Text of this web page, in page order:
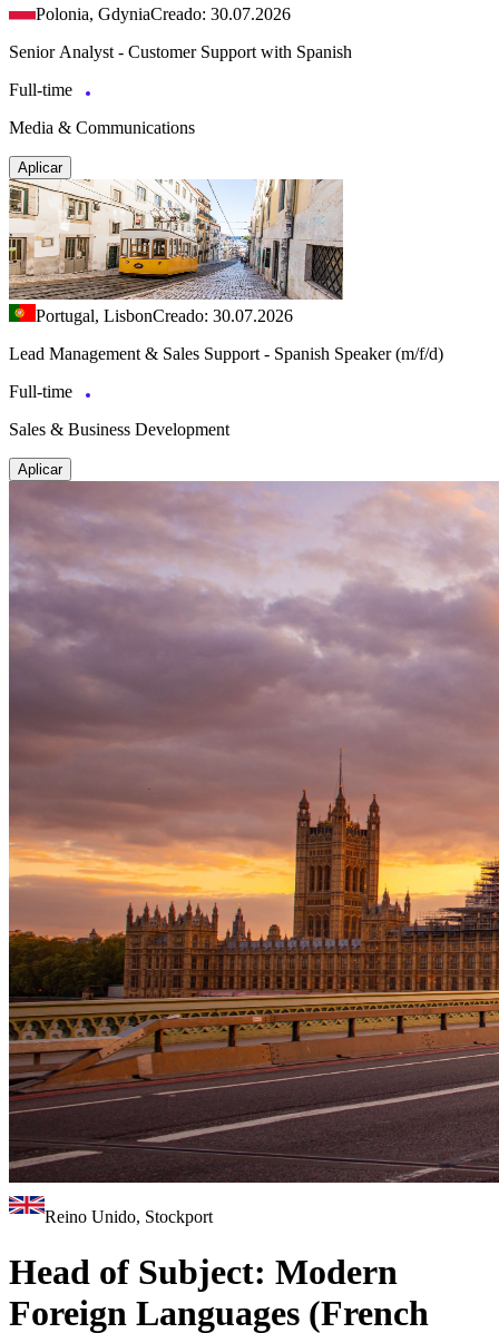
Polonia, GdyniaCreado: 30.07.2026
Senior Analyst - Customer Support with Spanish
Full-time
Media & Communications
Aplicar
Portugal, LisbonCreado: 30.07.2026
Lead Management & Sales Support - Spanish Speaker (m/f/d)
Full-time
Sales & Business Development
Aplicar
Reino Unido, Stockport
Head of Subject: Modern
Foreign Languages (French